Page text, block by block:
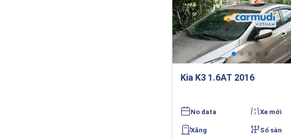
Kia K3 1.6AT 2016
No data Xe mới
Xăng Số sàn